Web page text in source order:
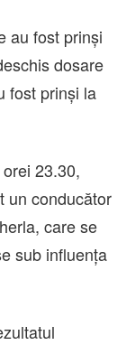
au fost prinși
dosare
fost prinși la
23.30,
un conducător
care se
sub influența